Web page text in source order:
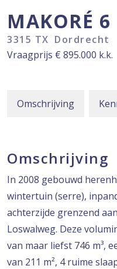
MAKORÉ 6
3315 TX Dordrecht
Vraagprijs € 895.000 k.k.
Omschrijving
Omschrijving
In 2008 gebouwd
wintertuin (serre),
achterzijde grenzend
Loswalweg. Deze
van maar liefst 746 m³,
van 211 m², 4 ruime